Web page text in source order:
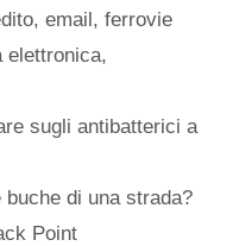
,email,ferrovie
elettronica,
sugli antibatterici a
di una strada?
Point